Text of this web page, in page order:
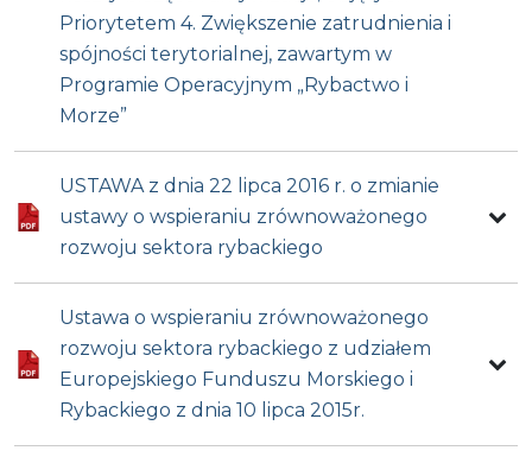
Priorytetem 4. Zwiększenie zatrudnienia i
spójności terytorialnej, zawartym w
Programie Operacyjnym „Rybactwo i
Morze”
USTAWA z dnia 22 lipca 2016 r. o zmianie
ustawy o wspieraniu zrównoważonego
rozwoju sektora rybackiego
Ustawa o wspieraniu zrównoważonego
rozwoju sektora rybackiego z udziałem
Europejskiego Funduszu Morskiego i
Rybackiego z dnia 10 lipca 2015r.